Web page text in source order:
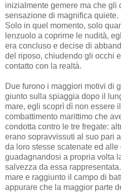
inizialmente gemere ma che gli
sensazione di magnifica quiete.
Solo in quel momento, solo
lenzuolo a coprirne le nudità,
era concluso e decise di
del riposo, chiudendo gli occhi
contatto con la realtà.
Due furono i maggiori motivi di
giunto sulla spiaggia dopo il
mare, egli scoprì dì non essere
combattimento marittimo che
condotta contro le tre fregate:
erano sopravvissuti al suo pari
da loro stesse scatenate ed
guadagnandosi a propria volta
salvezza da essa
mare e raggiunto il campo di
appurare che la maggior parte